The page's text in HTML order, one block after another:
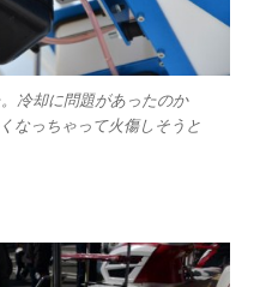
冷却に問題があったのか
なっちゃって火傷しそうと